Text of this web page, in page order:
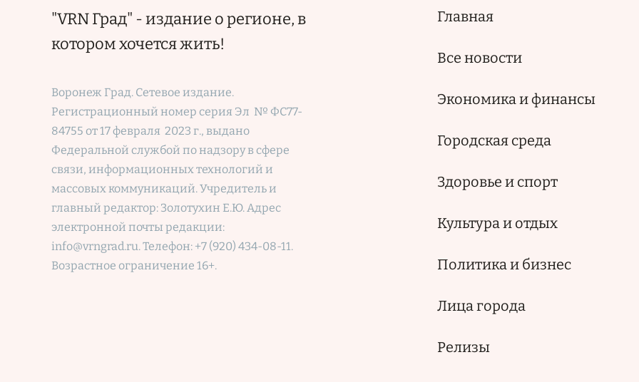
"VRN Град" - издание о регионе, в
котором хочется жить!
Воронеж Град. Сетевое издание.
Регистрационный номер серия Эл № ФС77-
84755 от 17 февраля 2023 г., выдано
Федеральной службой по надзору в сфере
связи, информационных технологий и
массовых коммуникаций. Учредитель и
главный редактор: Золотухин Е.Ю. Адрес
электронной почты редакции:
info@vrngrad.ru. Телефон: +7 (920) 434-08-11.
Возрастное ограничение 16+.
Основная
Главная
Все новости
Экономика и финансы
Городская среда
Здоровье и спорт
Культура и отдых
Политика и бизнес
Лица города
Релизы